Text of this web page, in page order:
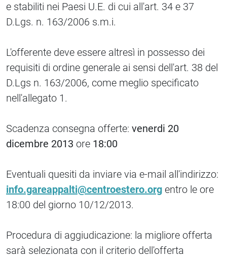
e stabiliti nei Paesi U.E. di cui all'art. 34 e 37
D.Lgs. n. 163/2006 s.m.i.
L'offerente deve essere altresì in possesso dei
requisiti di ordine generale ai sensi dell'art. 38 del
D.Lgs n. 163/2006, come meglio specificato
nell'allegato 1.
Scadenza consegna offerte: venerdi 20
dicembre 2013 ore 18:00
Eventuali quesiti da inviare via e-mail all'indirizzo:
info.gareappalti@centroestero.org entro le ore
18:00 del giorno 10/12/2013.
Procedura di aggiudicazione: la migliore offerta
sarà selezionata con il criterio dell'offerta